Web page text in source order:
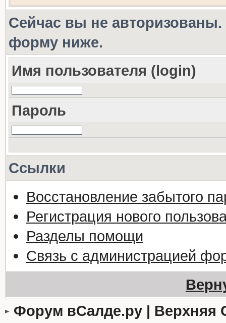
Сейчас вы не авторизованы.
форму ниже.
Имя пользователя (login)
Пароль
Ссылки
Восстановление забытого
Регистрация нового
Разделы помощи
Связь с администрацией
Форум вСалде.ру | Верхняя